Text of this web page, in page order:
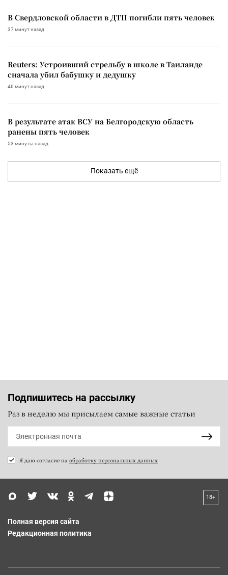
В Свердловской области в ДТП погибли пять человек
37 минут назад
Reuters: Устроивший стрельбу в школе в Таиланде
сначала убил бабушку и дедушку
46 минут назад
В результате атак ВСУ на Белгородскую область
ранены пять человек
53 минуты назад
Показать ещё
Подпишитесь на рассылку
Раз в неделю мы присылаем самые важные статьи
Я даю согласие на обработку персональных данных
18+
Полная версия сайта
Редакционная политика